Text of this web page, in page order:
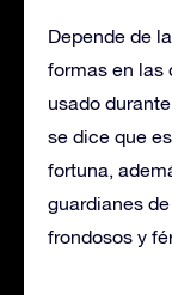
Depende de
formas en las
usado
se dice que
fortuna,
guardianes
frondosos y